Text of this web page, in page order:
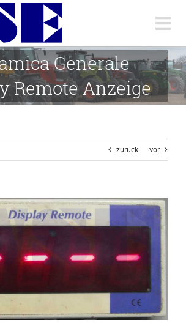
Generale
Remote Anzeige
zurück vor